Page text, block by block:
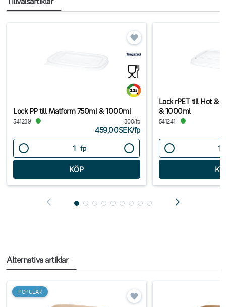
Lock PP till Matform 750ml & 1000ml
541239 300/fp
459,00SEK/fp
fp
Lock rPET till Hot &
& 1000ml
541241
Alternativa artiklar
POPULÄR